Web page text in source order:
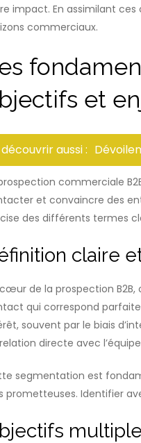
impact. En assimilant
commerciaux.
et
aussi :
commerciale
et convaincre des
des différents termes
claire
de la prospection
qui correspond
souvent par le biais
directe avec
segmentation est
prometteuses. Identifier